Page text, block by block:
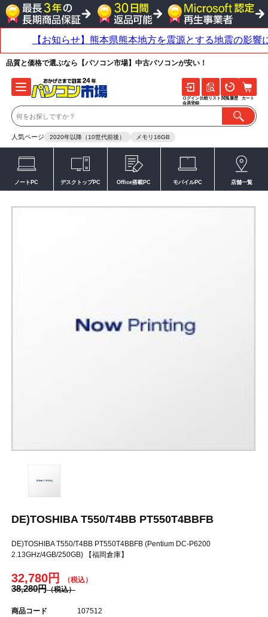
品質と価格で選ぶなら【パソコン市場】中古パソコンが安い！
人気ページ 2020年以降（10世代前後） メモリ16GB
ログイン
会員登録
比較リスト 閲覧履歴 カート
ノートPC デスクトップPC Office搭載PC モバイルPC 店舗一覧
DE)TOSHIBA T550/T4BB PT550T4BBFB
DE)TOSHIBA T550/T4BB PT550T4BBFB (Pentium DC-P6200
2.13GHz/4GB/250GB) 【福岡倉庫】
32,780円
38,280円
商品コード 107512